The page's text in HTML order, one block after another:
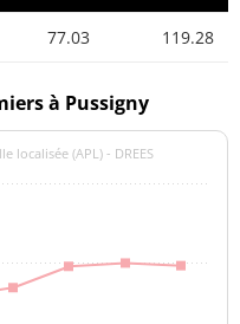
77.03 119.28
à Pussigny
localisée (APL) - DREES